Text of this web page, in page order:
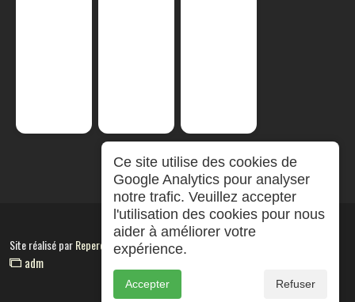
Site réalisé parRepereCom
adm
Ce site utilise des cookies de
Google Analytics pour analyser
notre trafic. Veuillez accepter
l'utilisation des cookies pour nous
aider à améliorer votre
expérience.
Accepter Refuser